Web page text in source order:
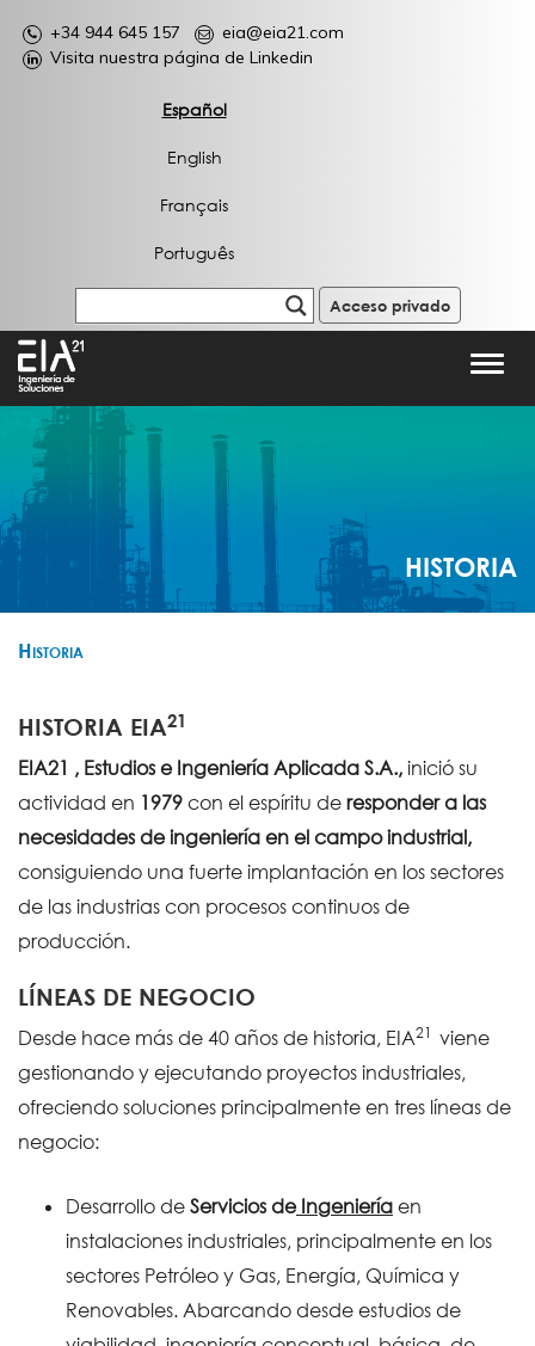
+34 944 645 157
eia@eia21.com
Visita nuestra página de Linkedin
Español
English
Français
Português
Acceso privado
HISTORIA
Historia
HISTORIA EIA21
EIA21 , Estudios e Ingeniería Aplicada S.A., inició su
actividad en 1979 con el espíritu de responder a las
necesidades de ingeniería en el campo industrial,
consiguiendo una fuerte implantación en los sectores
de las industrias con procesos continuos de
producción.
LÍNEAS DE NEGOCIO
Desde hace más de 40 años de historia, EIA21 viene
gestionando y ejecutando proyectos industriales,
ofreciendo soluciones principalmente en tres líneas de
negocio:
Desarrollo de Servicios deIngeniería en
instalaciones industriales, principalmente en los
sectores Petróleo y Gas, Energía, Química y
Renovables. Abarcando desde estudios de